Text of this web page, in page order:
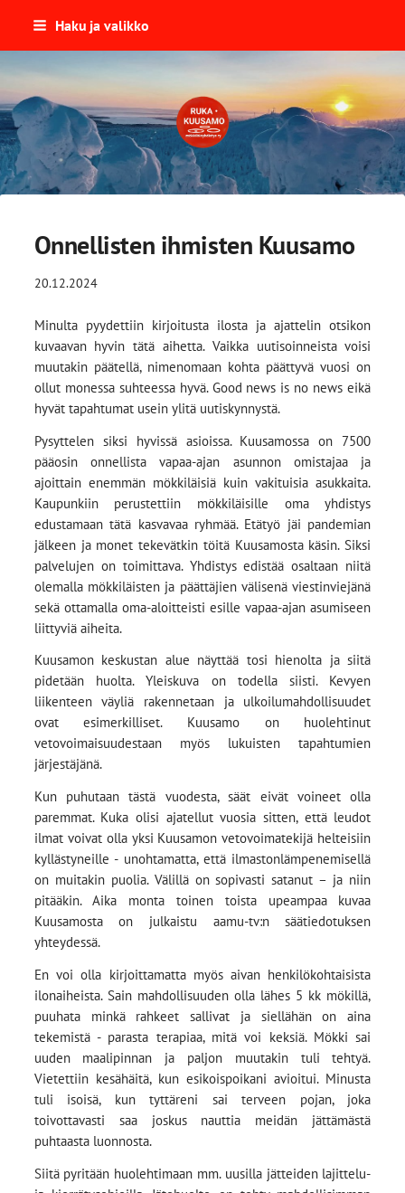
Siirry
Haku ja valikko
Ruka-Kuusamon
Onnellisten ihmisten Kuusamo
20.12.2024
Minulta pyydettiin kirjoitusta ilosta ja ajattelin otsikon
kuvaavan hyvin tätä aihetta. Vaikka uutisoinneista voisi
muutakin päätellä, nimenomaan kohta päättyvä vuosi on
ollut monessa suhteessa hyvä. Good news is no news eikä
hyvät tapahtumat usein ylitä uutiskynnystä.
Pysyttelen siksi hyvissä asioissa. Kuusamossa on 7500
pääosin onnellista vapaa-ajan asunnon omistajaa ja
ajoittain enemmän mökkiläisiä kuin vakituisia asukkaita.
Kaupunkiin perustettiin mökkiläisille oma yhdistys
edustamaan tätä kasvavaa ryhmää. Etätyö jäi pandemian
jälkeen ja monet tekevätkin töitä Kuusamosta käsin. Siksi
palvelujen on toimittava. Yhdistys edistää osaltaan niitä
olemalla mökkiläisten ja päättäjien välisenä viestinviejänä
sekä ottamalla oma-aloitteisti esille vapaa-ajan asumiseen
liittyviä aiheita.
Kuusamon keskustan alue näyttää tosi hienolta ja siitä
pidetään huolta. Yleiskuva on todella siisti. Kevyen
liikenteen väyliä rakennetaan ja ulkoilumahdollisuudet
ovat esimerkilliset. Kuusamo on huolehtinut
vetovoimaisuudestaan myös lukuisten tapahtumien
järjestäjänä.
Kun puhutaan tästä vuodesta, säät eivät voineet olla
paremmat. Kuka olisi ajatellut vuosia sitten, että leudot
ilmat voivat olla yksi Kuusamon vetovoimatekijä helteisiin
kyllästyneille - unohtamatta, että ilmastonlämpenemisellä
on muitakin puolia. Välillä on sopivasti satanut – ja niin
pitääkin. Aika monta toinen toista upeampaa kuvaa
Kuusamosta on julkaistu aamu-tv:n säätiedotuksen
yhteydessä.
En voi olla kirjoittamatta myös aivan henkilökohtaisista
ilonaiheista. Sain mahdollisuuden olla lähes 5 kk mökillä,
puuhata minkä rahkeet sallivat ja siellähän on aina
tekemistä - parasta terapiaa, mitä voi keksiä. Mökki sai
uuden maalipinnan ja paljon muutakin tuli tehtyä.
Vietettiin kesähäitä, kun esikoispoikani avioitui. Minusta
tuli isoisä, kun tyttäreni sai terveen pojan, joka
toivottavasti saa joskus nauttia meidän jättämästä
puhtaasta luonnosta.
Siitä pyritään huolehtimaan mm. uusilla jätteiden lajittelu-